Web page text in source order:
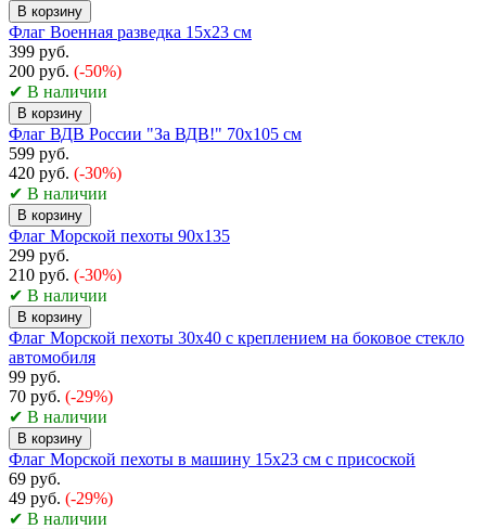
В корзину
Флаг Военная разведка 15х23 см
399 руб.
200 руб. (-50%)
✔ В наличии
В корзину
Флаг ВДВ России "За ВДВ!" 70х105 см
599 руб.
420 руб. (-30%)
✔ В наличии
В корзину
Флаг Морской пехоты 90х135
299 руб.
210 руб. (-30%)
✔ В наличии
В корзину
Флаг Морской пехоты 30х40 с креплением на боковое стекло
автомобиля
99 руб.
70 руб. (-29%)
✔ В наличии
В корзину
Флаг Морской пехоты в машину 15x23 см с присоской
69 руб.
49 руб. (-29%)
✔ В наличии